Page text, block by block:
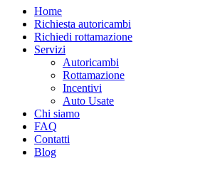
Home
Richiesta autoricambi
Richiedi rottamazione
Servizi
Autoricambi
Rottamazione
Incentivi
Auto Usate
Chi siamo
FAQ
Contatti
Blog